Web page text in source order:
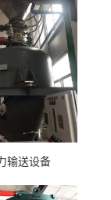
输送设备